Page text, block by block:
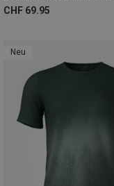
CHF 69.95
Neu